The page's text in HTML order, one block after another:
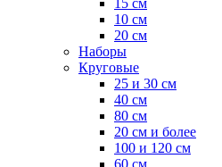
15 см
10 см
20 см
Наборы
Круговые
25 и 30 см
40 см
80 см
20 см и более
100 и 120 см
60 см